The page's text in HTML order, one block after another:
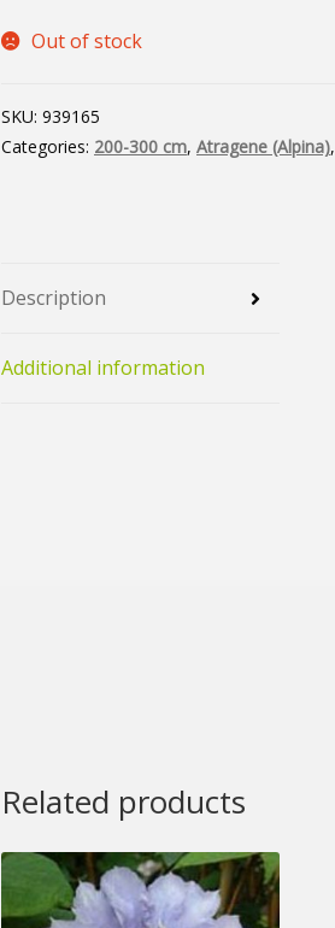
Out of stock
SKU: 939165
Categories: 200-300 cm, Atragene (Alpina),
Description
Additional information
Related products